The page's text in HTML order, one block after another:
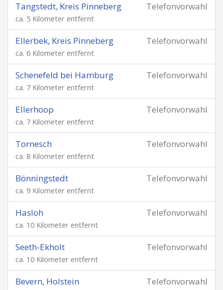
Telefonvorwahl
Tangstedt, Kreis Pinneberg
ca. 5 Kilometer entfernt
Telefonvorwahl
Ellerbek, Kreis Pinneberg
ca. 6 Kilometer entfernt
Telefonvorwahl
Schenefeld bei Hamburg
ca. 7 Kilometer entfernt
Telefonvorwahl
Ellerhoop
ca. 7 Kilometer entfernt
Telefonvorwahl
Tornesch
ca. 8 Kilometer entfernt
Telefonvorwahl
Bönningstedt
ca. 9 Kilometer entfernt
Telefonvorwahl
Hasloh
ca. 10 Kilometer entfernt
Telefonvorwahl
Seeth-Ekholt
ca. 10 Kilometer entfernt
Telefonvorwahl
Bevern, Holstein